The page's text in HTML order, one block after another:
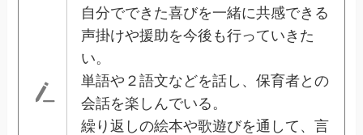
自分でできた喜びを一緒に共感できる
声掛けや援助を今後も行っていきた
い。
単語や２語文などを話し、保育者との
会話を楽しんでいる。
繰り返しの絵本や歌遊びを通して、言